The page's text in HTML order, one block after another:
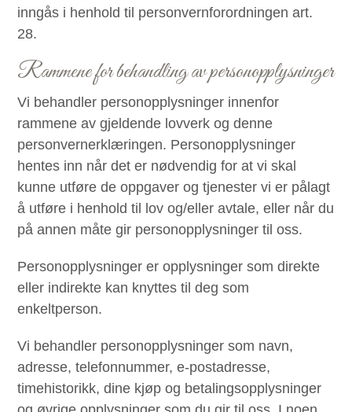
inngås i henhold til personvernforordningen art.
28.
Rammene for behandling av personopplysninger
Vi behandler personopplysninger innenfor
rammene av gjeldende lovverk og denne
personvernerklæringen. Personopplysninger
hentes inn når det er nødvendig for at vi skal
kunne utføre de oppgaver og tjenester vi er pålagt
å utføre i henhold til lov og/eller avtale, eller når du
på annen måte gir personopplysninger til oss.
Personopplysninger er opplysninger som direkte
eller indirekte kan knyttes til deg som
enkeltperson.
Vi behandler personopplysninger som navn,
adresse, telefonnummer, e-postadresse,
timehistorikk, dine kjøp og betalingsopplysninger